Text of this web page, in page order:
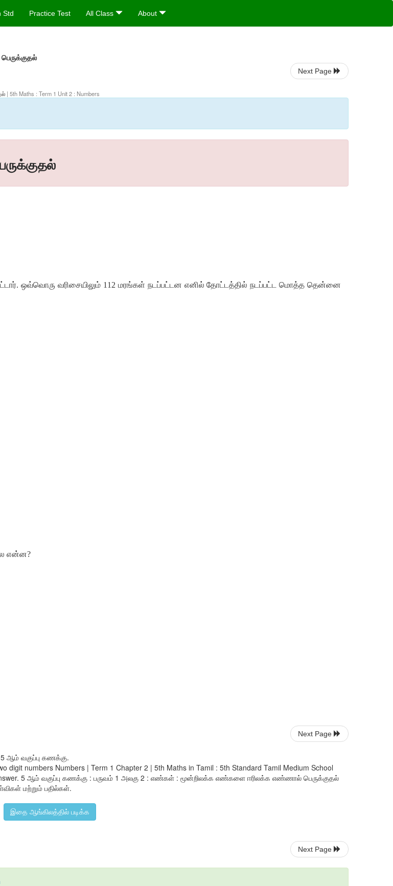
Std Practice Test All Class About
Next Page
| 5th Maths : Term 1 Unit 2 : Numbers
.ஒவ்வொரு வரிசையிலும் 112 மரங்கள் நடப்பட்டன எனில் தோட்டத்தில் நடப்பட்ட மொத்த தென்னை
என்ன?
Next Page
ஆம் வகுப்பு கணக்கு.
digit numbers Numbers | Term 1 Chapter 2 | 5th Maths in Tamil : 5th Standard Tamil Medium School
5 ஆம் வகுப்பு கணக்கு : பருவம் 1 அலகு 2 : எண்கள் : மூன்றிலக்க எண்களை ஈரிலக்க எண்ணால் பெருக்குதல்
மற்றும் பதில்கள்.
இதை ஆங்கிலத்தில் படிக்க
Next Page